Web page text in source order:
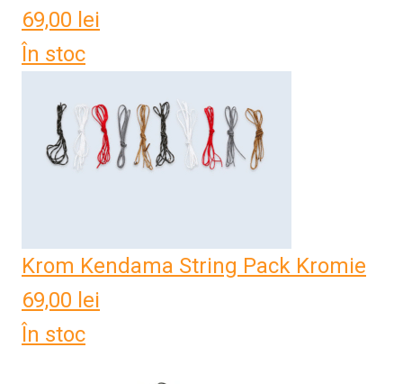
69,00 lei
În stoc
Krom Kendama String Pack Kromie
69,00 lei
În stoc